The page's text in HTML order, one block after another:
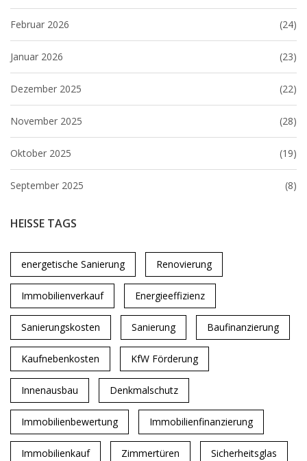
Februar 2026 (24)
Januar 2026 (23)
Dezember 2025 (22)
November 2025 (28)
Oktober 2025 (19)
September 2025 (8)
HEISSE TAGS
energetische Sanierung Renovierung
Immobilienverkauf Energieeffizienz
Sanierungskosten Sanierung Baufinanzierung
Kaufnebenkosten KfW Förderung
Innenausbau Denkmalschutz
Immobilienbewertung Immobilienfinanzierung
Immobilienkauf Zimmertüren Sicherheitsglas